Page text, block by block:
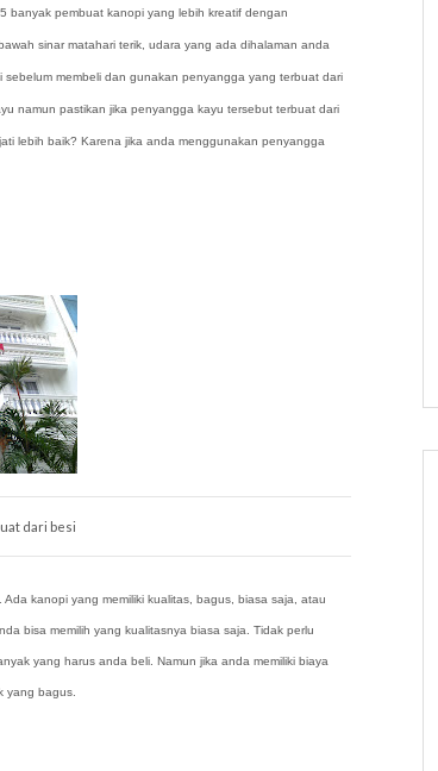
banyak pembuat kanopi yang lebih kreatif dengan
sinar matahari terik, udara yang ada dihalaman anda
membeli dan gunakan penyangga yang terbuat dari
namun pastikan jika penyangga kayu tersebut terbuat dari
lebih baik? Karena jika anda menggunakan penyangga
dari besi
kanopi yang memiliki kualitas, bagus, biasa saja, atau
bisa memilih yang kualitasnya biasa saja. Tidak perlu
yang harus anda beli. Namun jika anda memiliki biaya
yang bagus.